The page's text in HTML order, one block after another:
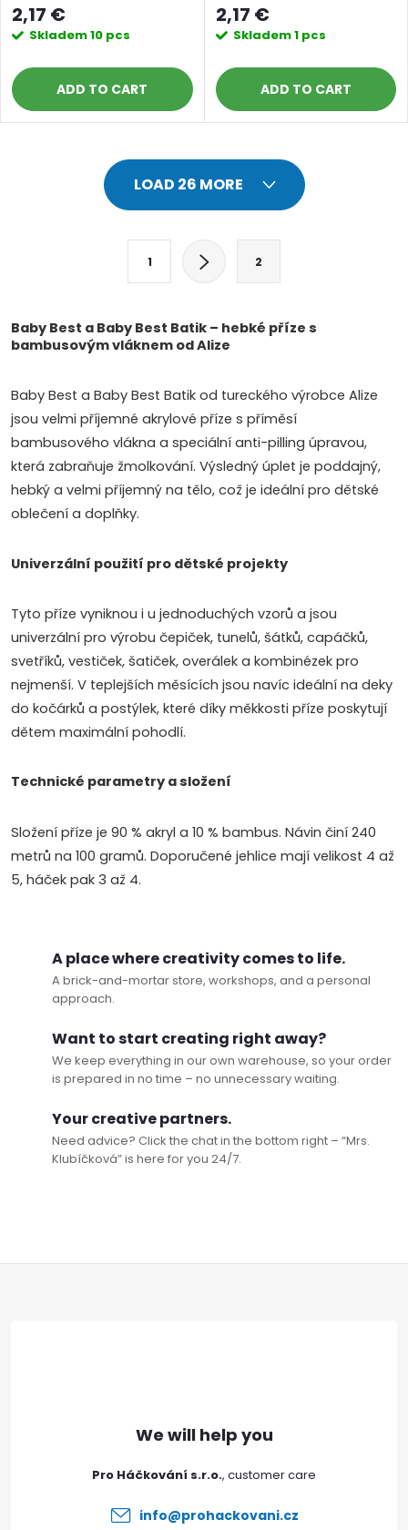
2,17 €
Skladem10 pcs
ADD TO CART
2,17 €
Skladem1 pcs
ADD TO CART
i
n
g
c
o
n
r
o
l
s
LOAD 26 MORE
i
n
t
i
o
n
1 2
Baby Best a Baby Best Batik – hebké příze s
bambusovým vláknem od Alize
Baby Best a Baby Best Batik od tureckého výrobce Alize
jsou velmi příjemné akrylové příze s příměsí
bambusového vlákna a speciální anti-pilling úpravou,
která zabraňuje žmolkování. Výsledný úplet je poddajný,
hebký a velmi příjemný na tělo, což je ideální pro dětské
oblečení a doplňky.
Univerzální použití pro dětské projekty
Tyto příze vyniknou i u jednoduchých vzorů a jsou
univerzální pro výrobu čepiček, tunelů, šátků, capáčků,
svetříků, vestiček, šatiček, overálek a kombinézek pro
nejmenší. V teplejších měsících jsou navíc ideální na deky
do kočárků a postýlek, které díky měkkosti příze poskytují
dětem maximální pohodlí.
Technické parametry a složení
Složení příze je 90 % akryl a 10 % bambus. Návin činí 240
metrů na 100 gramů. Doporučené jehlice mají velikost 4 až
5, háček pak 3 až 4.
A place where creativity comes to life.
A brick-and-mortar store, workshops, and a personal
approach.
Want to start creating right away?
We keep everything in our own warehouse, so your order
is prepared in no time – no unnecessary waiting.
Your creative partners.
Need advice? Click the chat in the bottom right – “Mrs.
Klubíčková” is here for you 24/7.
Pro Háčkování s.r.o.
info@prohackovani.cz